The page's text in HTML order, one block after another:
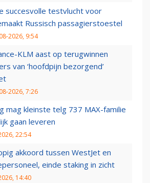
succesvolle testvlucht voor
Russisch passagierstoestel
2026, 9:54
KLM aast op terugwinnen
van ‘hoofdpijn bezorgend’
2026, 7:26
mag kleinste telg 737 MAX-familie
gaan leveren
22:54
akkoord tussen WestJet en
einde staking in zicht
14:40